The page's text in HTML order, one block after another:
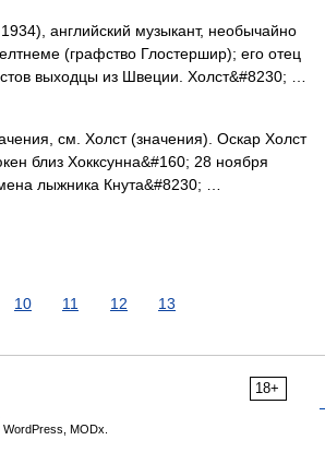
английский музыкант, необычайно
(графство Глостершир); его отец
выходцы из Швеции. Холст&#8230; …
см. Холст (значения). Оскар Холст
близ Хокксунна&#160; 28 ноября
лыжника Кнута&#8230; …
10 11 12 13
18+
WordPress, MODx.